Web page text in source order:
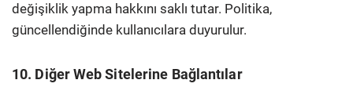
değişiklik yapma hakkını saklı tutar. Politika,
güncellendiğinde kullanıcılara duyurulur.
10. Diğer Web Sitelerine Bağlantılar